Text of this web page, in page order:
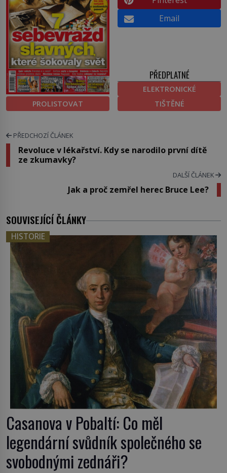
PROLISTOVAT
Email
PŘEDPLATNÉ
ELEKTRONICKÉ
TIŠTĚNÉ
PŘEDCHOZÍ ČLÁNEK
Revoluce v lékařství. Kdy se narodilo první dítě
ze zkumavky?
DALŠÍ ČLÁNEK
Jak a proč zemřel herec Bruce Lee?
SOUVISEJÍCÍ ČLÁNKY
HISTORIE
Casanova v Pobaltí: Co měl
legendární svůdník společného se
svobodnými zednáři?